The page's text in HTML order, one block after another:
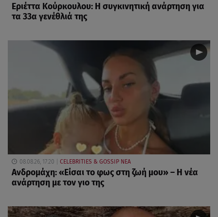
Εριέττα Κούρκουλου: Η συγκινητική ανάρτηση για
τα 33α γενέθλιά της
08.08.26, 17:20 CELEBRITIES & GOSSIP ΝΕΑ
Ανδρομάχη: «Είσαι το φως στη ζωή μου» – Η νέα
ανάρτηση με τον γιο της